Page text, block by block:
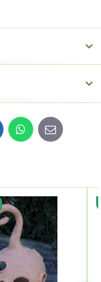
WhatsApp
E-
mail